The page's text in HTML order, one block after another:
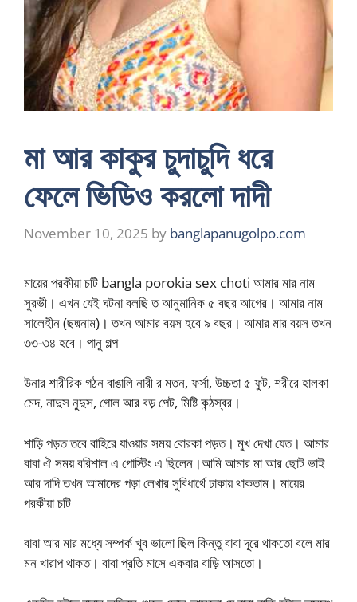
মা আর কাকুর চুদাচুদি ধরে
ফেলে ভিডিও করলো দাদী
November 10, 2025 by banglapanugolpo.com
মায়ের পরকীয়া চটি bangla porokia sex choti আমার মার নাম
সুরভী। এখন যেই ঘটনা বলছি ত আনুমানিক ৫ বছর আগের। আমার নাম
সালেহীন (ছদ্মনাম)। তখন আমার বয়স হবে ৯ বছর। আমার মার বয়স তখন
৩৩-৩৪ হবে। পানু গল্প
উনার শারীরিক গঠন বাঙালি নারী র মতন, ফর্সা, উচ্চতা ৫ ফুট, শরীরে হালকা
মেদ, নাদুস নুদুস, গোল আর বড় পেট, মিষ্টি কন্ঠস্বর।
শাড়ি পড়ত তবে বাহিরে যাওয়ার সময় বোরকা পড়ত। মুখ দেখা যেত। আমার
বাবা ঐ সময় বরিশাল এ পোস্টিং এ ছিলেন।আমি আমার মা আর ছোট ভাই
আর দাদি তখন আমাদের পড়া লেখার সুবিধার্থে ঢাকায় থাকতাম। মায়ের
পরকীয়া চটি
বাবা আর মার মধ্যে সম্পর্ক খুব ভালো ছিল কিন্তু বাবা দূরে থাকতো বলে মার
মন খারাপ থাকত। বাবা প্রতি মাসে একবার বাড়ি আসতো।